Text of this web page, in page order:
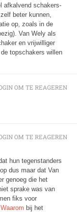
afkalvend schakers-
beter kunnen,
op, zoals in de
Van Wely als
en vrijwilliger
topschakers willen
OM TE REAGEREN
hun tegenstanders
dus maar dat Van
genoeg die het
sprake was van
fiks voor
bij het
OM TE REAGEREN